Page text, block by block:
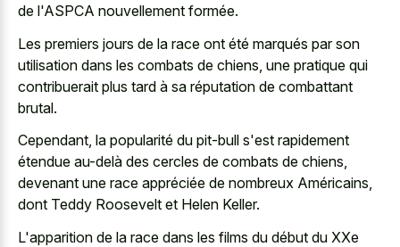
de l'ASPCA nouvellement formée.
Les premiers jours de la race ont été marqués par son
utilisation dans les combats de chiens, une pratique qui
contribuerait plus tard à sa réputation de combattant
brutal.
Cependant, la popularité du pit-bull s'est rapidement
étendue au-delà des cercles de combats de chiens,
devenant une race appréciée de nombreux Américains,
dont Teddy Roosevelt et Helen Keller.
L'apparition de la race dans les films du début du XXe